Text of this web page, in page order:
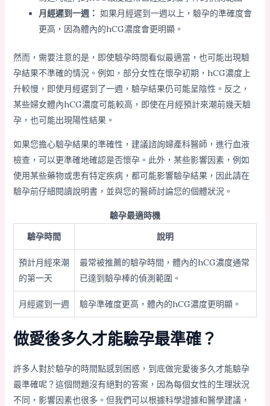
月經遲到一週： 如果月經遲到一週以上，驗孕的準確度會
更高，因為體內的hCG濃度會更明顯。
然而，需要注意的是，即使驗孕時間看似最適當，也可能出現驗
孕結果不準確的情況。例如，部分女性在懷孕初期，hCG濃度上
升較慢，即使月經遲到了一週，驗孕結果仍可能呈陰性。反之，
某些婦女體內hCG濃度可能較高，即使在月經預計來潮前幾天驗
孕，也可能出現陽性結果。
如果您擔心驗孕結果的準確性，建議諮詢婦產科醫師，進行血液
檢查，可以更準確地確認是否懷孕。此外，某些影響因素，例如
使用某些藥物或患有特定疾病，都可能影響驗孕結果，因此請在
驗孕前仔細閱讀說明書，並與您的醫師討論您的個體狀況。
驗孕最適時機
驗孕時間
說明
預計月經來潮
的第一天
最常被推薦的驗孕時間，體內的hCG濃度通常
已達到驗孕棒的偵測範圍。
月經遲到一週 驗孕準確度更高，體內的hCG濃度更明顯。
做愛後多久才能驗孕最準確？
許多人對於驗孕的時間點感到困惑，到底做完愛後多久才能驗孕
最準確呢？這個問題沒有絕對的答案，因為每個女性的生理狀況
不同，影響因素也很多。但我們可以根據科學證據和醫學建議，